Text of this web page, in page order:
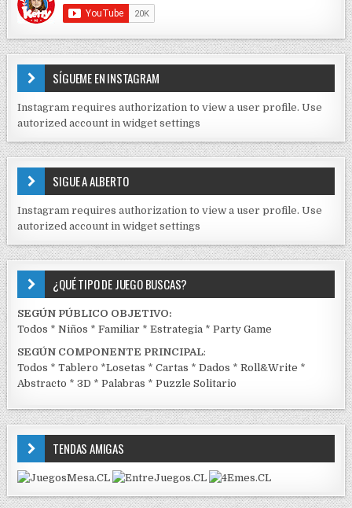
C
O
N
T
I
D
S
E
J
C
K
SÍGUEME EN INSTAGRAM
Instagram requires authorization to view a user profile. Use
autorized account in widget settings
SIGUE A ALBERTO
Instagram requires authorization to view a user profile. Use
autorized account in widget settings
¿QUÉ TIPO DE JUEGO BUSCAS?
SEGÚN PÚBLICO OBJETIVO:
Todos *Niños *Familiar *Estrategia *Party Game
SEGÚN COMPONENTE PRINCIPAL:
Todos *Tablero *Losetas *Cartas *Dados *Roll&Write *
Abstracto *3D *Palabras *Puzzle Solitario
TENDAS AMIGAS